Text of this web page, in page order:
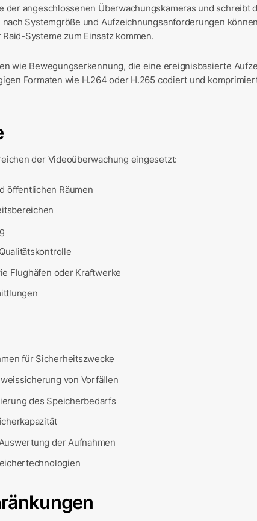
der angeschlossenen Überwachungskameras und schreibt
Systemgröße und Aufzeichnungsanforderungen
Systeme zum Einsatz kommen.
wie Bewegungserkennung, die eine ereignisbasierte
Formaten wie H.264 oder H.265 codiert und
der Videoüberwachung eingesetzt:
öffentlichen Räumen
Flughäfen oder Kraftwerke
für Sicherheitszwecke
von Vorfällen
des Speicherbedarfs
der Aufnahmen